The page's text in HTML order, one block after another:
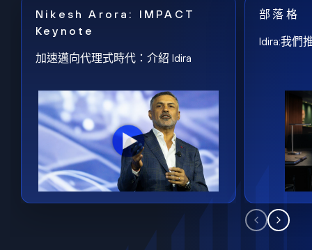
Nikesh Arora: IMPACT
Keynote
加速邁向代理式時代：介紹 Idira
部落格
Idira:我們